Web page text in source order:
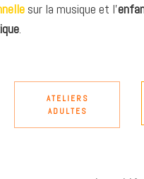
sur la musique et l’
.
ATELIERS
ADULTES